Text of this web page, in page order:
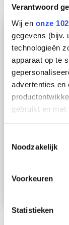
Verantwoord
Wij en onze
gegevens (bijv.
technologieën
apparaat op te
advertenties en
gebruikt en met
Informatie
Uw
op
verwerkt en
Noodzakelijk
Voorkeuren
Statistieken